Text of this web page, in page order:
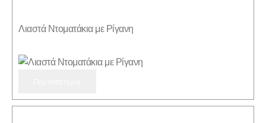
Λιαστά Ντοματάκια με Ρίγανη